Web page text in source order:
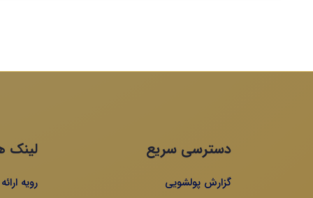
دسترسی سریع
گزارش پولشویی
لینک
رویه